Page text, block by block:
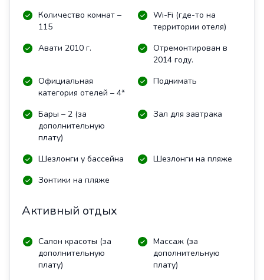
Количество комнат –
115
Wi-Fi (где-то на
территории отеля)
Авати 2010 г.
Отремонтирован в
2014 году.
Официальная
категория отелей – 4*
Поднимать
Бары – 2 (за
дополнительную
плату)
Зал для завтрака
Шезлонги у бассейна
Шезлонги на пляже
Зонтики на пляже
Активный отдых
Салон красоты (за
дополнительную
плату)
Массаж (за
дополнительную
плату)